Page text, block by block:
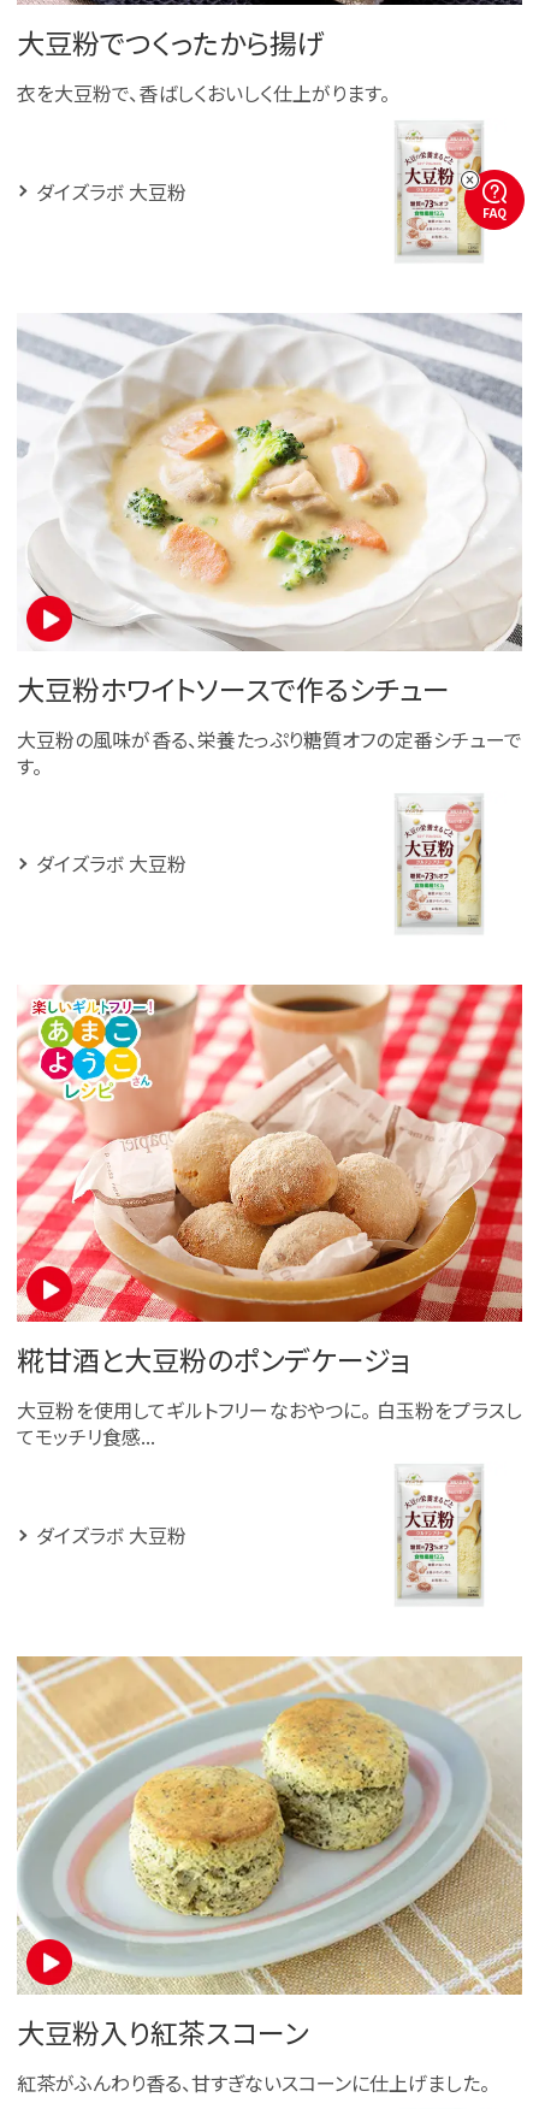
大豆粉でつくったから揚げ
衣を大豆粉で、香ばしくおいしく仕上がります。
ダイズラボ 大豆粉
大豆粉ホワイトソースで作るシチュー
大豆粉の風味が香る、栄養たっぷり糖質オフの定番シチューで
す。
ダイズラボ 大豆粉
糀甘酒と大豆粉のポンデケージョ
大豆粉を使用してギルトフリーなおやつに。 白玉粉をプラスし
てモッチリ食感...
ダイズラボ 大豆粉
大豆粉入り紅茶スコーン
紅茶がふんわり香る、甘すぎないスコーンに仕上げました。
FAQ